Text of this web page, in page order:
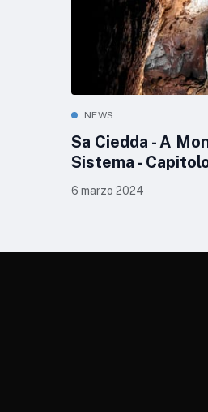
NEWS
Sa Ciedda - A
Sistema -
6 marzo 2024